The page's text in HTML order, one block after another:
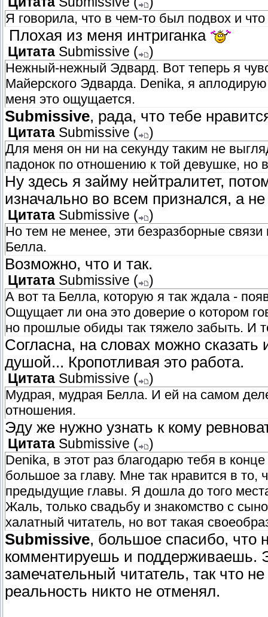
Я говорила, что в чем-то был подвох и
Плохая из меня интриганка
Цитата Submissive (
)
Нежный-нежный Эдвард. Вот теперь я
Майерского Эдварда. Denika, я
меня это ощущается.
Submissive, рада, что тебе
Цитата Submissive (
)
Для меня он ни на секунду таким не
падонок по отношению к той девушке, но
Ну здесь я займу нейтралитет,
изначально во всем признался, а
Цитата Submissive (
)
Но тем не менее, эти безразборные
Белла.
Возможно, что и так.
Цитата Submissive (
)
А вот та Белла, которую я так ждала -
Ощущает ли она это доверие о котором
но прошлые обиды так тяжело забыть. И
Согласна, на словах можно сказать
душой... Кропотливая это работа.
Цитата Submissive (
)
Мудрая, мудрая Белла. И ей на самом
отношения.
Эду же нужно узнать к кому
Цитата Submissive (
)
Denika, в этот раз благодарю тебя в
большое за главу. Мне так нравится в то,
предыдущие главы. Я дошла до того
Жаль, только свадьбу и знакомство с
халатный читатель, но вот такая
Submissive, большое спасибо, что
комментируешь и поддерживаешь.
замечательный читатель, так что
реальность никто не отменял.